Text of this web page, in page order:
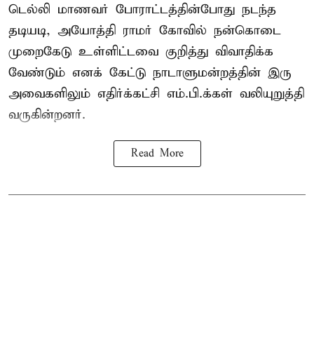
டெல்லி மாணவர் போராட்டத்தின்போது நடந்த
தடியடி, அயோத்தி ராமர் கோவில் நன்கொடை
முறைகேடு உள்ளிட்டவை குறித்து விவாதிக்க
வேண்டும் எனக் கேட்டு நாடாளுமன்றத்தின் இரு
அவைகளிலும் எதிர்க்கட்சி எம்.பி.க்கள் வலியுறுத்தி
வருகின்றனர்.
Read More